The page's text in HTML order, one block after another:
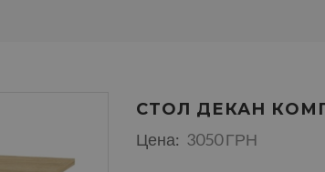
СТОЛ ДЕКАН
Цена: 3050 ГРН